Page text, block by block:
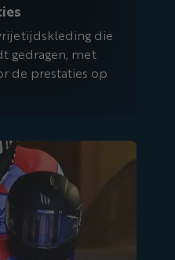
die
gedragen, met
de prestaties op